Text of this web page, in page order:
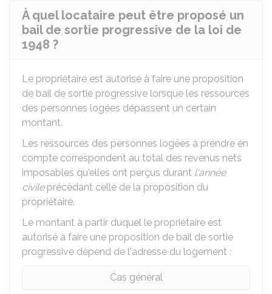
À quel locataire peut être proposé un
bail de sortie progressive de la loi de
1948 ?
Le propriétaire est autorisé à faire une proposition
de bail de sortie progressive lorsque les ressources
des personnes logées dépassent un certain
montant.
Les ressources des personnes logées à prendre en
compte correspondent au total des revenus nets
imposables qu'elles ont perçus durant l'année
civileprécédant celle de la proposition du
propriétaire.
Le montant à partir duquel le propriétaire est
autorisé à faire une proposition de bail de sortie
progressive dépend de l'adresse du logement :
Cas général